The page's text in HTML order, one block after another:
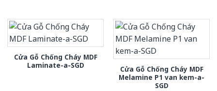
Cửa Gỗ Chống Cháy MDF
Laminate-a-SGD
Cửa Gỗ Chống Cháy MDF
Melamine P1 van kem-a-
SGD